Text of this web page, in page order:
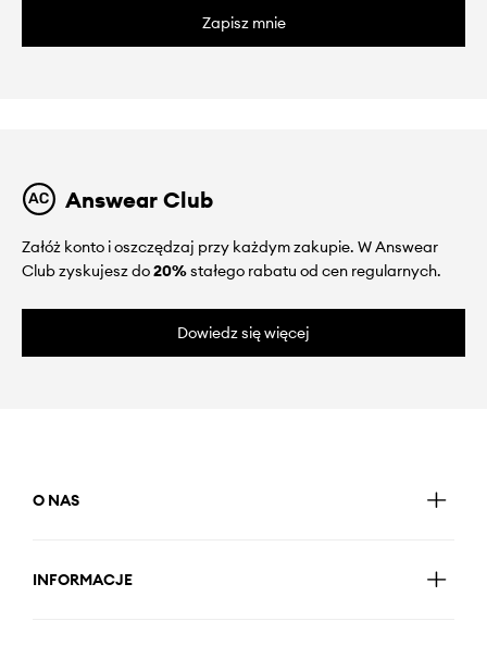
Zapisz mnie
Answear Club
Załóż konto i oszczędzaj przy każdym zakupie. W Answear
Club zyskujesz do20%stałego rabatu od cen regularnych.
Dowiedz się więcej
O NAS
INFORMACJE